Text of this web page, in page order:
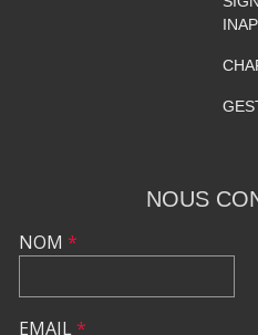
NOUS
NOM *
EMAIL*